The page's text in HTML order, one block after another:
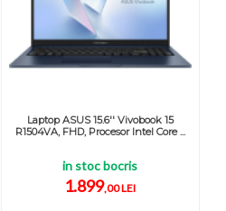
Laptop ASUS 15.6'' Vivobook 15
R1504VA, FHD, Procesor Intel Core ...
in stoc bocris
1.899,00 LEI